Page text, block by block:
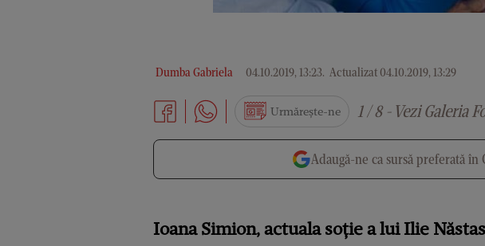
Dumba Gabriela 04.10.2019, 13:23. Actualizat 04.10.2019, 13:29
Urmărește-ne 1 / 8 - Vezi Galeria
Adaugă-ne ca sursă preferată în
Ioana Simion, actuala soţie a lui Ilie